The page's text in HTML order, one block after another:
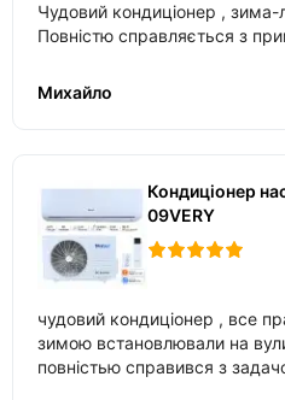
Чудовий кондиціонер , зима-
Повністю
Михайло
Кондиціонер
09VERY
чудовий кондиціонер , все
зимою встановлювали на
повністью справився з